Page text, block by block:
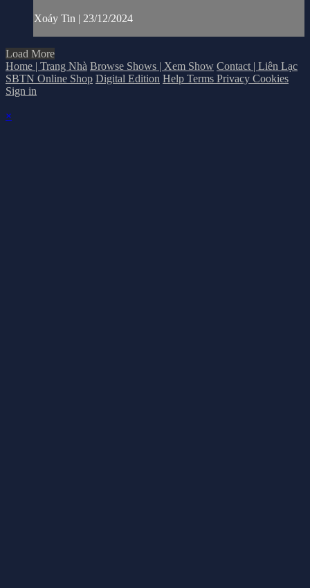
Xoáy Tin | 23/12/2024
Load More
Home | Trang Nhà Browse Shows | Xem Show Contact | Liên Lạc
SBTN Online Shop Digital Edition Help Terms Privacy Cookies
Sign in
×